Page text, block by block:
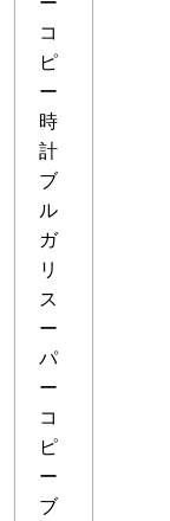
コ
ピ
ー
時
計
ブ
ル
ガ
リ
ス
ー
パ
ー
コ
ピ
ー
ブ